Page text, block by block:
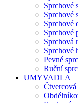
Sprchové
Sprchové
Sprchové
Sprchové
Sprchová
Sprchové
Pevné
Ruční
UMYVADLA